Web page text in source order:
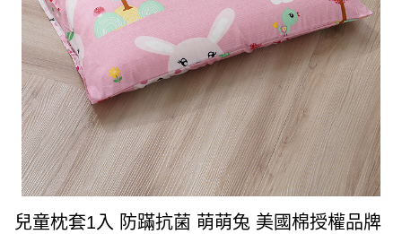
兒童枕套1入 防蹣抗菌 萌萌兔 美國棉授權品牌